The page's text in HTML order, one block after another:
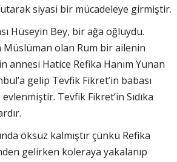
siyasi bir mücadeleye girmiştir.
Hüseyin Bey, bir ağa oğluydu.
Müslüman olan Rum bir ailenin
annesi Hatice Refika Hanım Yunan
gelip Tevfik Fikret’in babası
Tevfik Fikret’in Sıdıka
öksüz kalmıştır çünkü Refika
gelirken koleraya yakalanıp